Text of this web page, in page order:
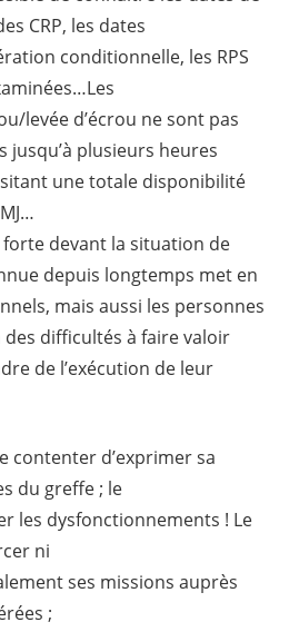
CRP, les dates
conditionnelle, les RPS
levée d’écrou ne sont pas
jusqu’à plusieurs heures
une totale disponibilité
forte devant la situation de
depuis longtemps met en
mais aussi les personnes
difficultés à faire valoir
de l’exécution de leur
contenter d’exprimer sa
du greffe ; le
les dysfonctionnements ! Le
ni
ses missions auprès
;